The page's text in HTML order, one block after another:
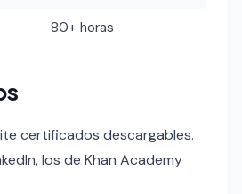
80+ horas
certificados descargables.
los de Khan Academy